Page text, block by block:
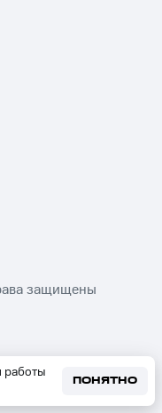
работы
ПОНЯТНО
защищены